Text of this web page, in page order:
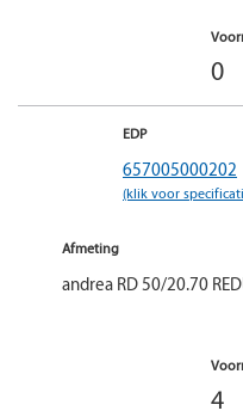
0
EDP
657005000202
(klik voor
Afmeting
andrea RD 50/20.70
4